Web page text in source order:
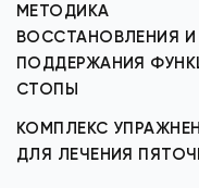
МЕТОДИКА
ВОССТАНОВЛЕНИЯ И
ПОДДЕРЖАНИЯ
СТОПЫ
КОМПЛЕКС
ДЛЯ ЛЕЧЕНИЯ